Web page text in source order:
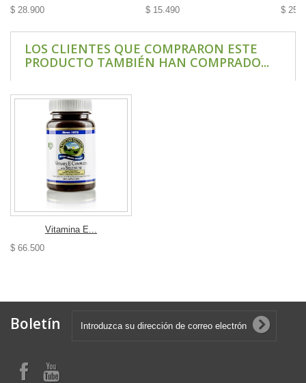
$ 28.900 $ 15.490 $
LOS CLIENTES QUE COMPRARON ESTE
PRODUCTO TAMBIÉN HAN COMPRADO...
Vitamina E...
$ 66.500
Boletín